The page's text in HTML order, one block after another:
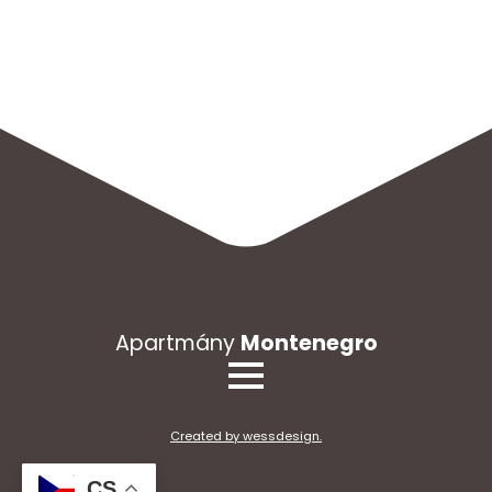
Apartmány Montenegro
Created by wessdesign.